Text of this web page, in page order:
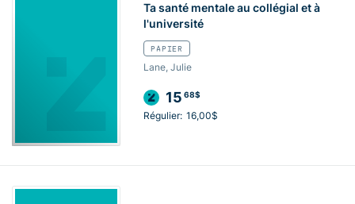
Ta santé mentale au collégial et à
l'université
PAPIER
Lane, Julie
15 68$
Régulier: 16,00$